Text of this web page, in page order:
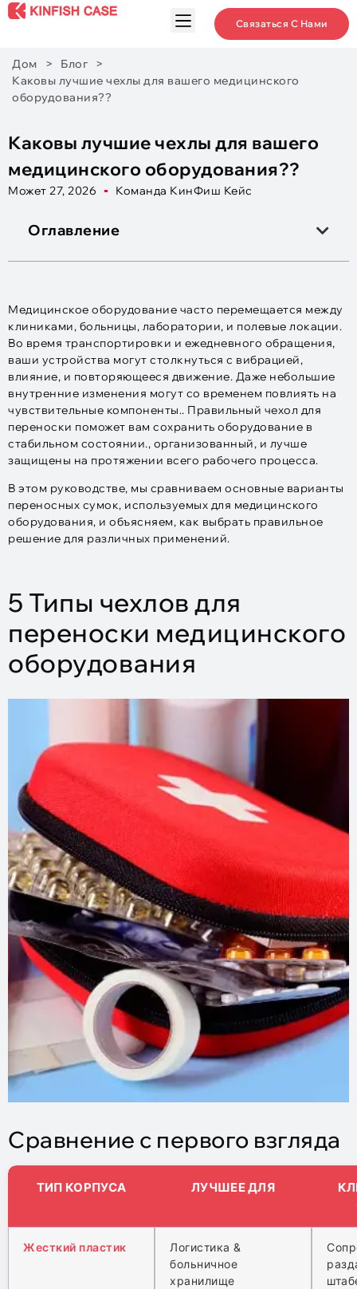
Связаться С Нами
Дом > Блог
>
Каковы лучшие чехлы для вашего медицинского
оборудования??
Каковы лучшие чехлы для вашего
медицинского оборудования??
Может 27, 2026 Команда КинФиш Кейс
Оглавление
Медицинское оборудование часто перемещается между
клиниками, больницы, лаборатории, и полевые локации.
Во время транспортировки и ежедневного обращения,
ваши устройства могут столкнуться с вибрацией,
влияние, и повторяющееся движение. Даже небольшие
внутренние изменения могут со временем повлиять на
чувствительные компоненты.. Правильный чехол для
переноски поможет вам сохранить оборудование в
стабильном состоянии., организованный, и лучше
защищены на протяжении всего рабочего процесса.
В этом руководстве, мы сравниваем основные варианты
переносных сумок, используемых для медицинского
оборудования, и объясняем, как выбрать правильное
решение для различных применений.
5 Типы чехлов для
переноски медицинского
оборудования
Сравнение с первого взгляда
ТИП КОРПУСА ЛУЧШЕЕ ДЛЯ
Жесткий пластик
Логистика &
больничное
хранилище